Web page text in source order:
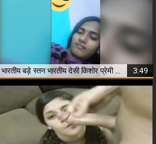
भारतीय बड़े स्तन भारतीय देसी किशोर प्रेमी के साथ घर का बना 3:49